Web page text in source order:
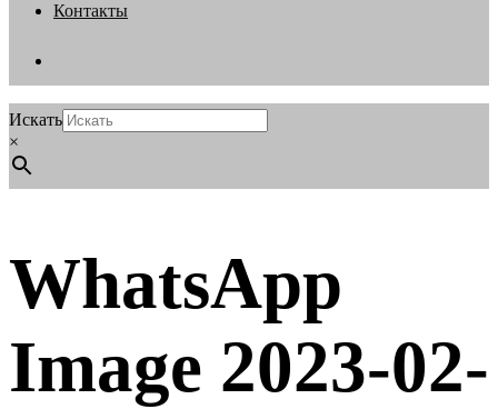
Контакты
Искать
×
WhatsApp
Image 2023-02-